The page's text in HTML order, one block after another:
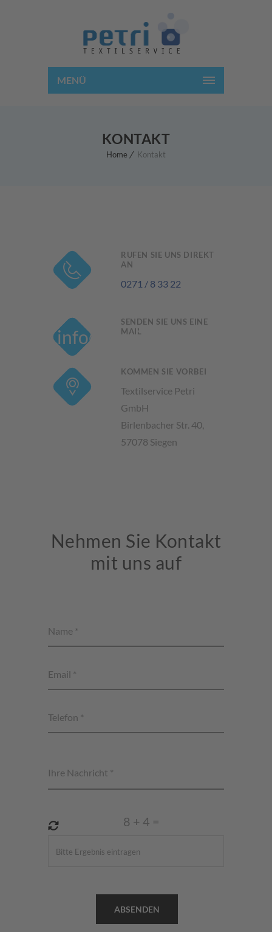
MENÜ
KONTAKT
Home Kontakt
RUFEN SIE UNS DIREKT
AN
0271 / 8 33 22
SENDEN SIE UNS EINE
MAIL
info@textilservice-
petri.de
KOMMEN SIE VORBEI
Textilservice Petri
GmbH
Birlenbacher Str. 40,
57078 Siegen
Nehmen Sie Kontakt
mit uns auf
8 + 4 =